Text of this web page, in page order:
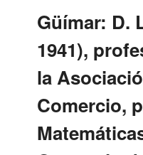
Güímar: D.
1941),
la
Comercio,